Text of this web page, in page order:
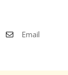
Email